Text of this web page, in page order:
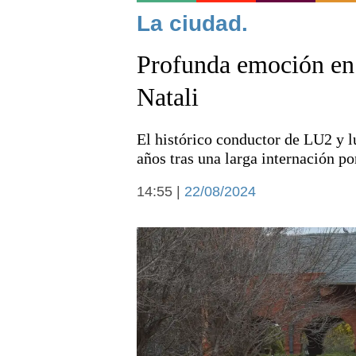
Noticias
Deportes
Arte y cultura
Economía y campo
La ciudad.
Profunda emoción
Natali
El histórico conductor de LU2 y
años tras una larga internación
14:55 | 22/08/2024